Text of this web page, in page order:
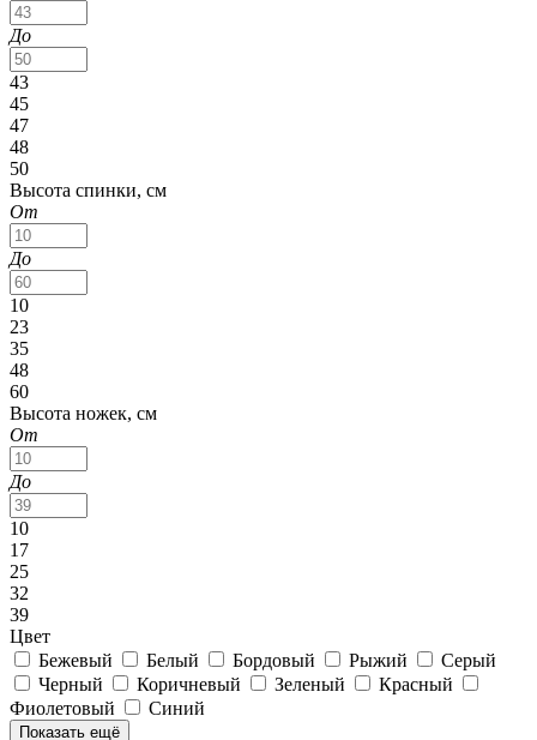
До
43
45
47
48
50
Высота спинки, см
От
До
10
23
35
48
60
Высота ножек, см
От
До
10
17
25
32
39
Цвет
Бежевый
Белый Бордовый Рыжий
Серый
Черный
Коричневый Зеленый
Красный
Фиолетовый
Синий
Показать ещё